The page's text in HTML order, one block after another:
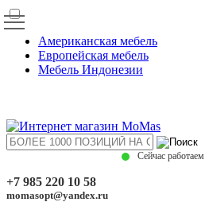
Американская мебель
Европейская мебель
Мебель Индонезии
Сейчас работаем
+7 985 220 10 58
momasopt@yandex.ru